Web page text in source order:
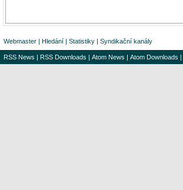
Webmaster | Hledání | Statistiky | Syndikační kanály
RSS News | RSS Downloads | Atom News | Atom Downloads |